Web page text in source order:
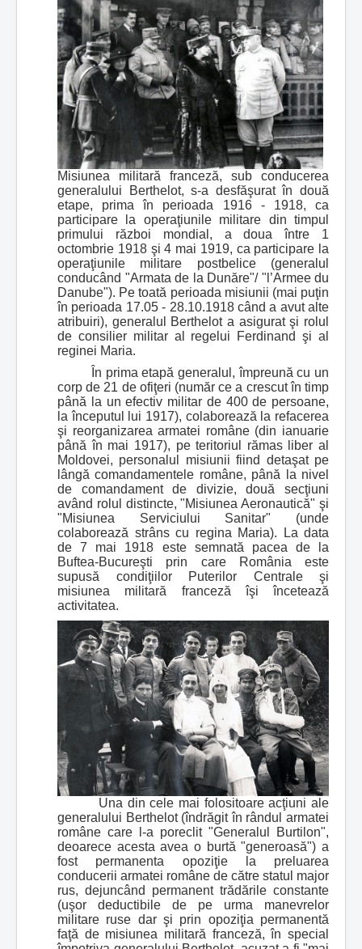
Misiunea militară franceză, sub conducerea
generalului Berthelot, s-a desfăşurat în două
etape, prima în perioada 1916 - 1918, ca
participare la operaţiunile militare din timpul
primului război mondial, a doua între 1
octombrie 1918 şi 4 mai 1919, ca participare la
operaţiunile militare postbelice (generalul
conducând "Armata de la Dunăre"/ "l’Armee du
Danube"). Pe toată perioada misiunii (mai puţin
în perioada 17.05 - 28.10.1918 când a avut alte
atribuiri), generalul Berthelot a asigurat şi rolul
de consilier militar al regelui Ferdinand şi al
reginei Maria.
În prima etapă generalul, împreună cu un
corp de 21 de ofiţeri (număr ce a crescut în timp
până la un efectiv militar de 400 de persoane,
la începutul lui 1917), colaborează la refacerea
şi reorganizarea armatei române (din ianuarie
până în mai 1917), pe teritoriul rămas liber al
Moldovei, personalul misiunii fiind detaşat pe
lângă comandamentele române, până la nivel
de comandament de divizie, două secţiuni
având rolul distincte, "Misiunea Aeronautică" şi
"Misiunea Serviciului Sanitar" (unde
colaborează strâns cu regina Maria). La data
de 7 mai 1918 este semnată pacea de la
Buftea-Bucureşti prin care România este
supusă condiţiilor Puterilor Centrale şi
misiunea militară franceză îşi încetează
activitatea.
Una din cele mai folositoare acţiuni ale
generalului Berthelot (îndrăgit în rândul armatei
române care l-a poreclit "Generalul Burtilon",
deoarece acesta avea o burtă "generoasă") a
fost permanenta opoziţie la preluarea
conducerii armatei române de către statul major
rus, dejuncând permanent trădările constante
(uşor deductibile de pe urma manevrelor
militare ruse dar şi prin opoziţia permanentă
faţă de misiunea militară franceză, în special